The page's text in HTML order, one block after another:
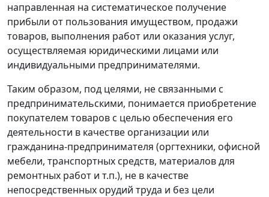
направленная на систематическое получение
прибыли от пользования имуществом, продажи
товаров, выполнения работ или оказания услуг,
осуществляемая юридическими лицами или
индивидуальными предпринимателями.
Таким образом, под целями, не связанными с
предпринимательскими, понимается приобретение
покупателем товаров с целью обеспечения его
деятельности в качестве организации или
гражданина-предпринимателя (оргтехники, офисной
мебели, транспортных средств, материалов для
ремонтных работ и т.п.), не в качестве
непосредственных орудий труда и без цели